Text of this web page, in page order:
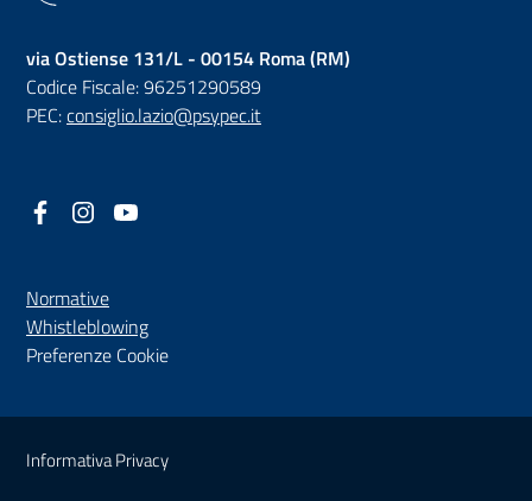
via Ostiense 131/L - 00154 Roma (RM)
Codice Fiscale: 96251290589
PEC:consiglio.lazio@psypec.it
Facebook
(nuova scheda - new tab)
Instagram
(nuova scheda - new tab)
Normative
Whistleblowing(nuova scheda - new tab)
Preferenze Cookie
Sezione Link Utili
Informativa Privacy